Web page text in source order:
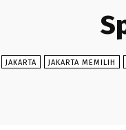
JAKARTA JAKARTA MEMILIH